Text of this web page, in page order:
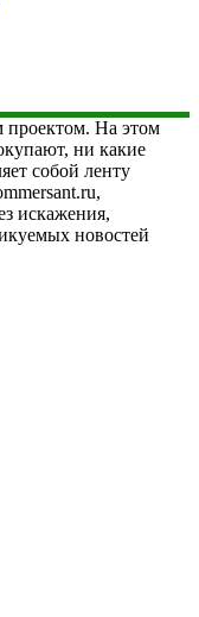
проектом. На этом
ни какие
собой ленту
искажения,
новостей